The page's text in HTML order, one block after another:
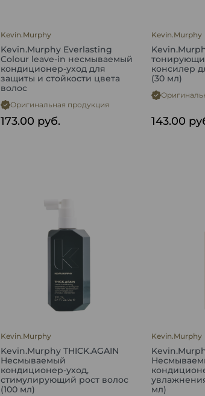
Kevin.Murphy
Kevin.Murphy Everlasting
Colour leave-in несмываемый
кондиционер-уход для
защиты и стойкости цвета
волос
Оригинальная продукция
173.00 руб.
Kevin.Murphy
консилер
(30 мл)
143.00
Kevin.Murphy
Kevin.Murphy THICK.AGAIN
Несмываемый
кондиционер-уход,
стимулирующий рост волос
(100 мл)
Kevin.Murphy
мл)